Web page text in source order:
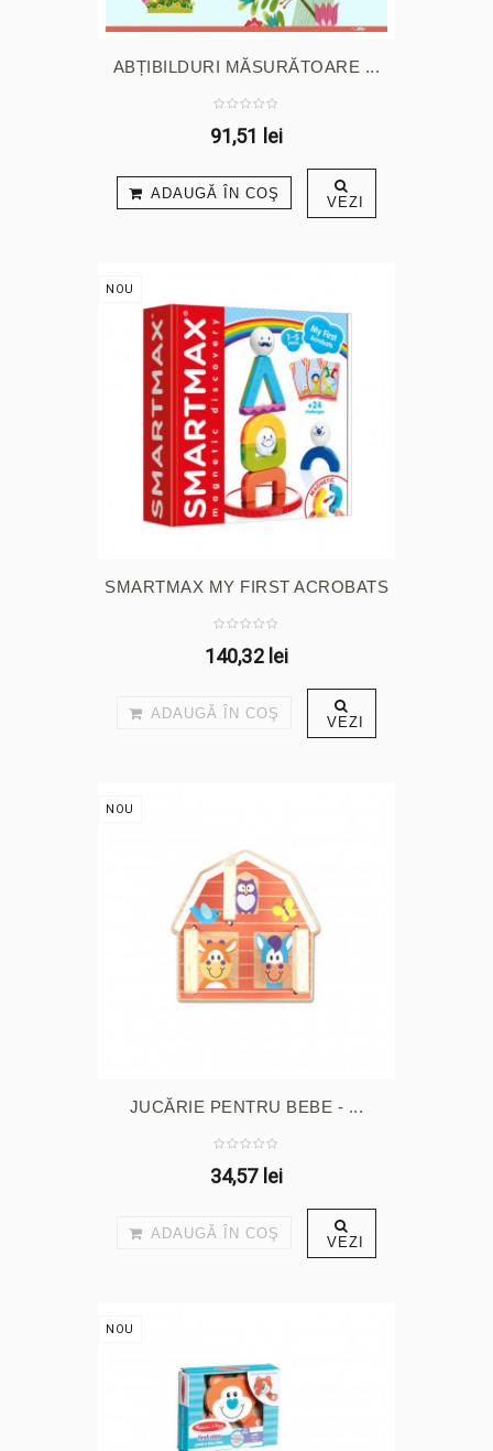
ABȚIBILDURI MĂSURĂTOARE ...
91,51 lei
ADAUGĂ ÎN COŞ VEZI
NOU
SMARTMAX MY FIRST ACROBATS
140,32 lei
ADAUGĂ ÎN COŞ VEZI
NOU
JUCĂRIE PENTRU BEBE - ...
34,57 lei
ADAUGĂ ÎN COŞ VEZI
NOU